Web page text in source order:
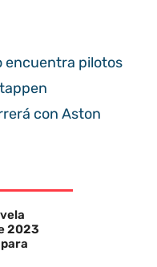
encuentra pilotos
con Aston
2023